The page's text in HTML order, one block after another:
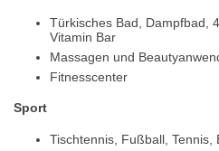
Türkisches Bad, Dampfbad,
Vitamin Bar
Massagen und
Fitnesscenter
Sport
Tischtennis, Fußball, Tennis,